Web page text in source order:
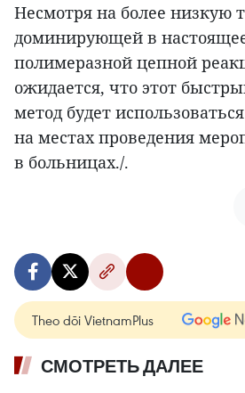
Несмотря на более низкую
доминирующей в
полимеразной цепной
ожидается, что этот
метод будет
на местах проведения
в больницах./.
Theo dõi VietnamPlus
СМОТРЕТЬ ДАЛЕЕ